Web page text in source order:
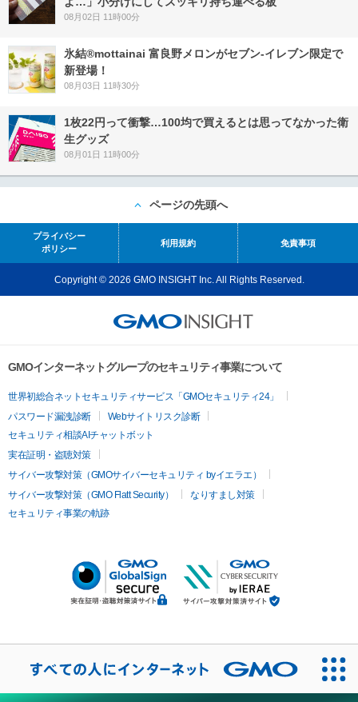
08月02日 11時00分
氷結®mottainai 富良野メロンがセブン‐イレブン限定で
新登場！
08月03日 11時30分
1枚22円って衝撃…100均で買えるとは思ってなかった衛
生グッズ
08月01日 11時00分
ページの先頭へ
プライバシー
ポリシー
利用規約 免責事項
Copyright © 2026 GMO INSIGHT Inc. All Rights Reserved.
GMOインターネットグループのセキュリティ事業について
世界初総合ネットセキュリティサービス「GMOセキュリティ24」
パスワード漏洩診断
Webサイトリスク診断
セキュリティ相談AIチャットボット
実在証明・盗聴対策
サイバー攻撃対策（GMOサイバーセキュリティ byイエラエ）
サイバー攻撃対策（GMO Flatt Security）
なりすまし対策
セキュリティ事業の軌跡